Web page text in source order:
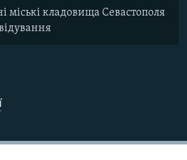
міські кладовища Севастополя